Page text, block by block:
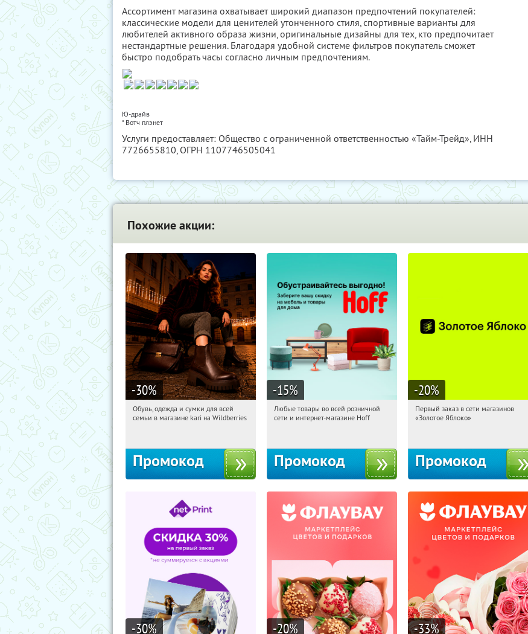
Ассортимент магазина охватывает широкий диапазон предпочтений покупателей:
классические модели для ценителей утонченного стиля, спортивные варианты для
любителей активного образа жизни, оригинальные дизайны для тех, кто предпочитает
нестандартные решения. Благодаря удобной системе фильтров покупатель сможет
быстро подобрать часы согласно личным предпочтениям.
Ю-драйв
*Вотч плэнет
Услуги предоставляет: Общество с ограниченной ответственностью «Тайм-Трейд», ИНН
7726655810, ОГРН 1107746505041
Похожие акции:
-30%
03:01:14 Получили:
Обувь, одежда и сумки для всей
семьи в магазине kari на Wildberries
Промокод
-15%
03:01:14 Получили:
Любые товары во всей розничной
сети и интернет-магазине Hoff
Промокод
-20%
03:01:14
Получи первым!
Первый заказ в сети магазинов
«Золотое Яблоко»
Промокод
-30% -20% -33%